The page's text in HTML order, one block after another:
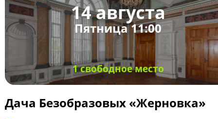
14 августа
Пятница 11:00
1 свободное место
Дача Безобразовых «Жерновка»